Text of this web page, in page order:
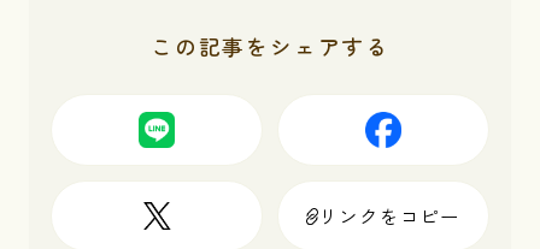
この記事をシェアする
リンクをコピー